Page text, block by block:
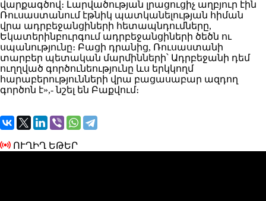
վարքագծով։ Լարվածության լրացուցիչ աղբյուր էին
Ռուսաստանում էթնիկ պատկանելության հիման
վրա ադրբեջանցիների հետապնդումները,
Եկատերինբուրգում ադրբեջանցիների ծեծն ու
սպանությունը։ Բացի դրանից, Ռուսաստանի
տարբեր պետական ​​մարմինների՝ Ադրբեջանի դեմ
ուղղված գործունեությունը ևս երկկողմ
հարաբերությունների վրա բացասաբար ազդող
գործոն է»,- նշել են Բաքվում։
ՈՒՂԻՂ ԵԹԵՐ